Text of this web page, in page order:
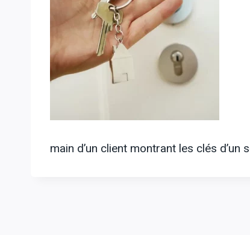
main d’un client montrant les clés d’un